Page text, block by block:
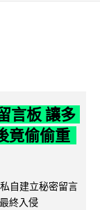
言板 讓多
竟偷偷重
自建立秘密留言
終入侵